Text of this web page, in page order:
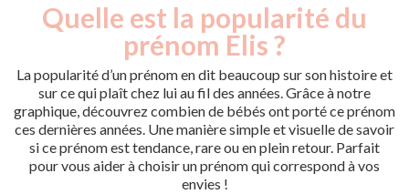
Quelle est la popularité du
prénom Elis ?
La popularité d’un prénom en dit beaucoup sur son histoire et
sur ce qui plaît chez lui au fil des années. Grâce à notre
graphique, découvrez combien de bébés ont porté ce prénom
ces dernières années. Une manière simple et visuelle de savoir
si ce prénom est tendance, rare ou en plein retour. Parfait
pour vous aider à choisir un prénom qui correspond à vos
envies !
Année
Nouveaux-
nés
2013
11
2014
8
2015
10
2016
15
2017
14
2018
5